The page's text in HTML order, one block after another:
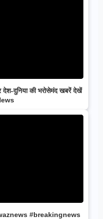
दुनिया की भरोसेमंद खबरें देखें
#breakingnews